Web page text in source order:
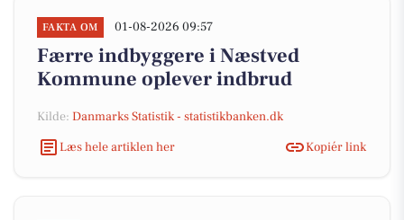
FAKTA OM 01-08-2026 09:57
Færre indbyggere i Næstved
Kommune oplever indbrud
Kilde: Danmarks Statistik - statistikbanken.dk
Læs hele artiklen her
Kopiér link